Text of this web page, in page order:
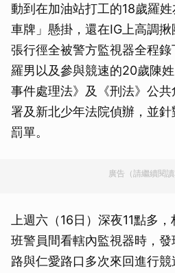
動到在加油站打工的18歲羅
車牌」懸掛，還在IG上高調
張行徑全被警方監視器全程
羅男以及參與競速的20歲陳
事件處理法》及《刑法》公
署及新北少年法院偵辦，並
罰單。
廣告（請繼續閱讀
上週六（16日）深夜11點多
班警員間看轄內監視器時，
路與仁愛路口多次來回進行